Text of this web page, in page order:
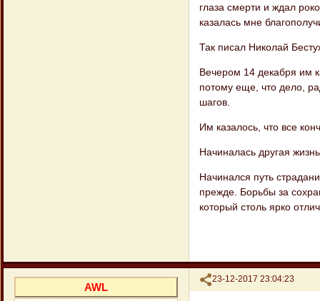
глаза смерти и ждал
казалась мне
Так писал Николай
Вечером 14 декабря им
потому еще, что дело,
шагов.
Им казалось, что все
Начиналась другая
Начинался путь
прежде. Борьбы за
который столь ярко
Поделиться
23-12-2017 23:04:23
AWL